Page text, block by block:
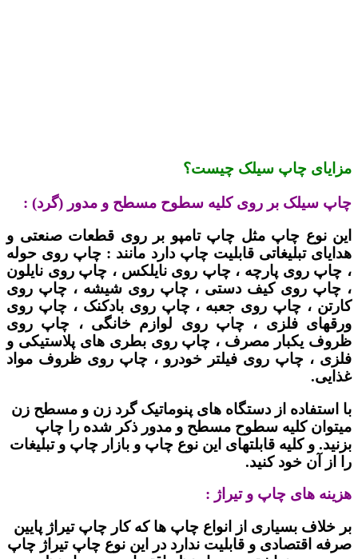
مزایای چاپ سیلک چیست؟
چاپ سیلک بر روی کلیه سطوح مسطح و مدور (گرد) :
این نوع چاپ مثل چاپ تامپو بر روی قطعات صنعتی و
هدایای تبلیغاتی قابلیت چاپ دارد مانند : چاپ روی حوله
، چاپ روی پارچه ، چاپ روی نایلکس ، چاپ روی نایلون
، چاپ روی کیف دستی ، چاپ روی شیشه ، چاپ روی
کارتن ، چاپ روی جعبه ، چاپ روی بادکنک ، چاپ روی
ورقهای فلزی ، چاپ روی لوازم خانگی ، چاپ روی
ظروف یکبار مصرف ، چاپ روی بطری های پلاستیکی و
فلزی ، چاپ روی فیلتر خودرو ، چاپ روی ظروف مواد
غذایی.
با استفاده از دستگاه های پنوماتیک گرد زن و مسطح زن
میتوان کلیه سطوح مسطح و مدور ذکر شده را چاپ
بزنید. و کلیه قابلتهای این نوع چاپ و بازار چاپ و تبلیغات
را از آن خود کنید.
هزینه های چاپ و تیراژ :
بر خلاف بسیاری از انواع چاپ ها که کار چاپ تیراژ پایین
صرفه اقتصادی و قابلیت ندارد در این نوع چاپ تیراژ چاپ